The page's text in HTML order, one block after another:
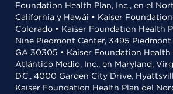
Foundation Health Plan, Inc., en el
California y Hawái • Kaiser
Colorado • Kaiser Foundation Health
Nine Piedmont Center, 3495
GA 30305 • Kaiser Foundation Health
Atlántico Medio, Inc., en Maryland,
D.C., 4000 Garden City Drive,
Kaiser Foundation Health Plan del